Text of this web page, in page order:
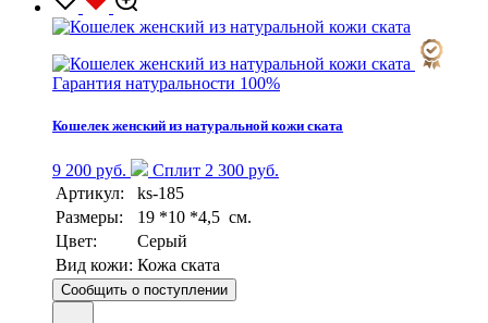
Гарантия натуральности 100%
Кошелек женский из натуральной кожи ската
9 200 руб.
Сплит 2 300 руб.
Артикул:
ks-185
Размеры:
19 *10 *4,5 см.
Цвет:
Серый
Вид кожи: Кожа ската
Сообщить о поступлении